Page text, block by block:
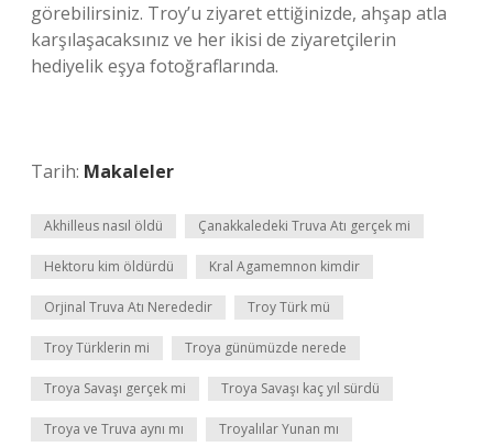
görebilirsiniz. Troy’u ziyaret ettiğinizde, ahşap atla
karşılaşacaksınız ve her ikisi de ziyaretçilerin
hediyelik eşya fotoğraflarında.
Tarih: Makaleler
Akhilleus nasıl öldü Çanakkaledeki Truva Atı gerçek mi
Hektoru kim öldürdü Kral Agamemnon kimdir
Orjinal Truva Atı Nerededir Troy Türk mü
Troy Türklerin mi Troya günümüzde nerede
Troya Savaşı gerçek mi Troya Savaşı kaç yıl sürdü
Troya ve Truva aynı mı Troyalılar Yunan mı